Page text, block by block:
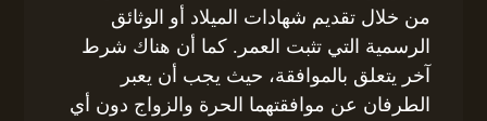
من خلال تقديم شهادات الميلاد أو الوثائق
الرسمية التي تثبت العمر. كما أن هناك شرط
آخر يتعلق بالموافقة، حيث يجب أن يعبر
الطرفان عن موافقتهما الحرة والزواج دون أي